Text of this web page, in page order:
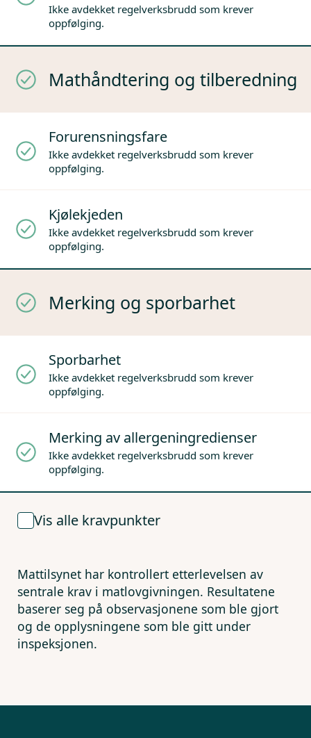
Ikke avdekket regelverksbrudd som krever
oppfølging.
Mathåndtering og tilberedning
Forurensningsfare
Ikke avdekket regelverksbrudd som krever
oppfølging.
Kjølekjeden
Ikke avdekket regelverksbrudd som krever
oppfølging.
Merking og sporbarhet
Sporbarhet
Ikke avdekket regelverksbrudd som krever
oppfølging.
Merking av allergeningredienser
Ikke avdekket regelverksbrudd som krever
oppfølging.
Vis alle kravpunkter
Mattilsynet har kontrollert etterlevelsen av
sentrale krav i matlovgivningen. Resultatene
baserer seg på observasjonene som ble gjort
og de opplysningene som ble gitt under
inspeksjonen.